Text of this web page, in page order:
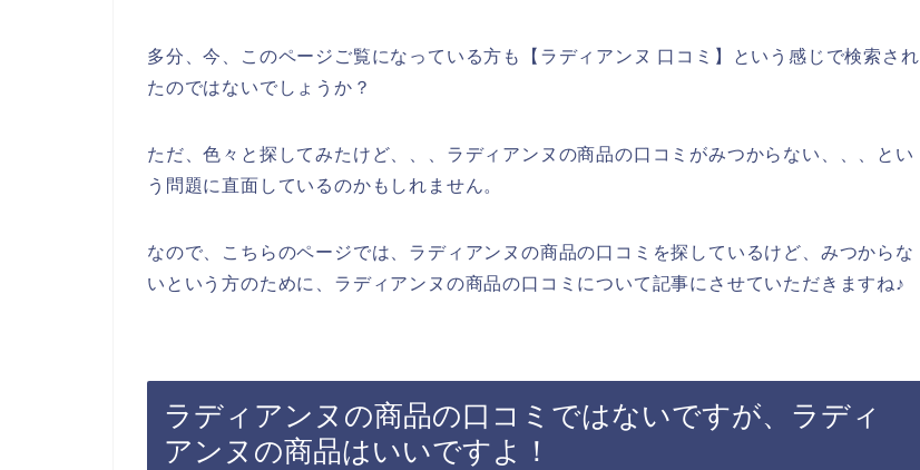
多分、今、このページご覧になっている方も【ラディアンヌ 口コミ】という感じで検索され
たのではないでしょうか？
ただ、色々と探してみたけど、、、ラディアンヌの商品の口コミがみつからない、、、とい
う問題に直面しているのかもしれません。
なので、こちらのページでは、ラディアンヌの商品の口コミを探しているけど、みつからな
いという方のために、ラディアンヌの商品の口コミについて記事にさせていただきますね♪
ラディアンヌの商品の口コミではないですが、ラディ
アンヌの商品はいいですよ！